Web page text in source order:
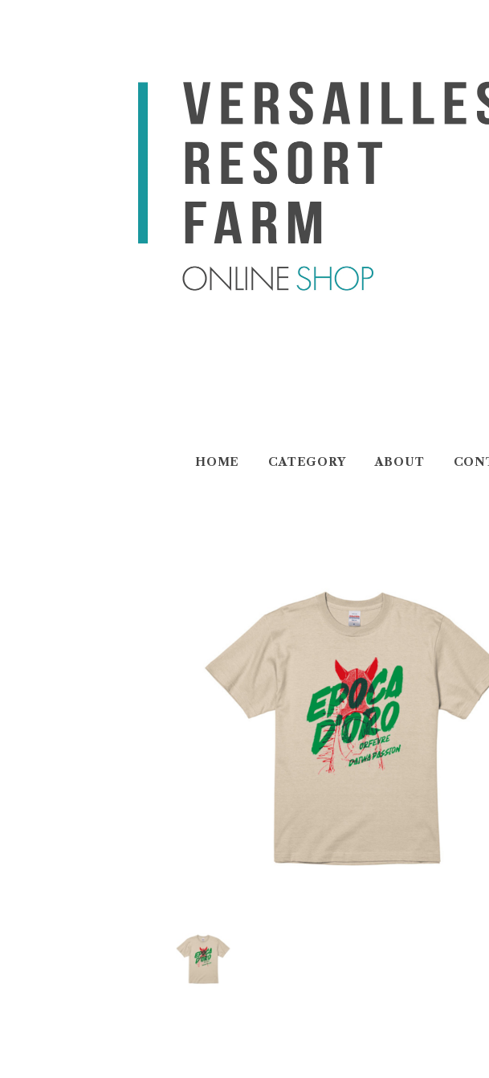
HOME CATEGORY ABOUT